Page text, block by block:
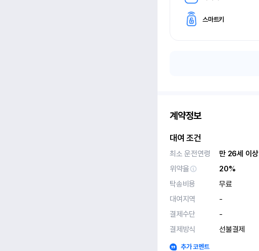
스마트키
계약정보
대여 조건
최소 운전연령
만 26세 이상
위약율
20%
탁송비용
무료
대여지역
-
결제수단
-
결제방식
선불결제
추가 코멘트